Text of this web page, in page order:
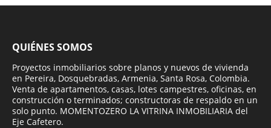
QUIÉNES SOMOS
Proyectos inmobiliarios sobre planos y nuevos de vivienda
en Pereira, Dosquebradas, Armenia, Santa Rosa, Colombia.
Venta de apartamentos, casas, lotes campestres, oficinas, en
construcción o terminados; constructoras de respaldo en un
solo punto. MOMENTOZERO LA VITRINA INMOBILIARIA del
Eje Cafetero.